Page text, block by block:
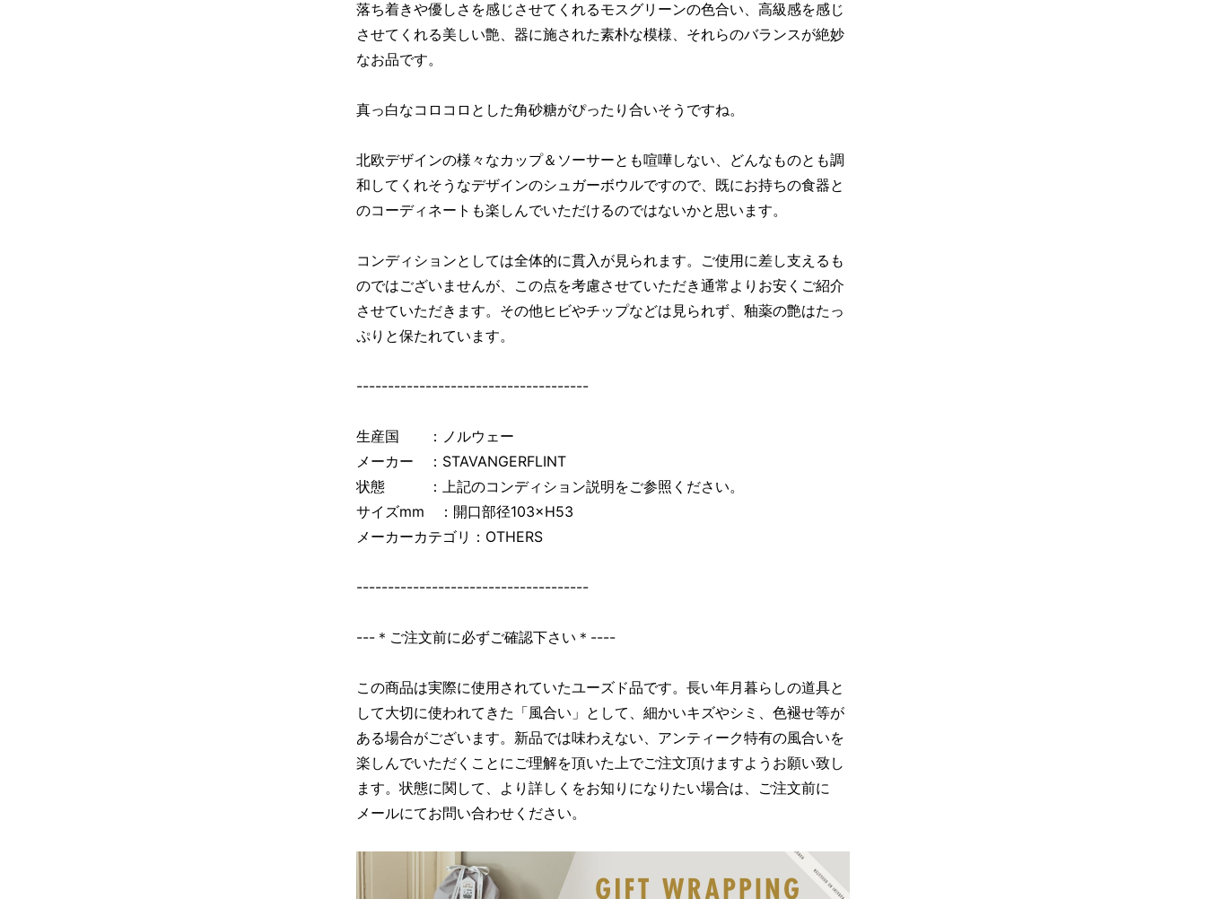
落ち着きや優しさを感じさせてくれるモスグリーンの色合い、高級感を感じ
させてくれる美しい艶、器に施された素朴な模様、それらのバランスが絶妙
なお品です。
真っ白なコロコロとした角砂糖がぴったり合いそうですね。
北欧デザインの様々なカップ＆ソーサーとも喧嘩しない、どんなものとも調
和してくれそうなデザインのシュガーボウルですので、既にお持ちの食器と
のコーディネートも楽しんでいただけるのではないかと思います。
コンディションとしては全体的に貫入が見られます。ご使用に差し支えるも
のではございませんが、この点を考慮させていただき通常よりお安くご紹介
させていただきます。その他ヒビやチップなどは見られず、釉薬の艶はたっ
ぷりと保たれています。
-------------------------------------
生産国 ：ノルウェー
メーカー ：STAVANGERFLINT
状態 ：上記のコンディション説明をご参照ください。
サイズmm ：開口部径103×H53
メーカーカテゴリ：OTHERS
-------------------------------------
---＊ご注文前に必ずご確認下さい＊----
この商品は実際に使用されていたユーズド品です。長い年月暮らしの道具と
して大切に使われてきた「風合い」として、細かいキズやシミ、色褪せ等が
ある場合がございます。新品では味わえない、アンティーク特有の風合いを
楽しんでいただくことにご理解を頂いた上でご注文頂けますようお願い致し
ます。状態に関して、より詳しくをお知りになりたい場合は、ご注文前に
メールにてお問い合わせください。